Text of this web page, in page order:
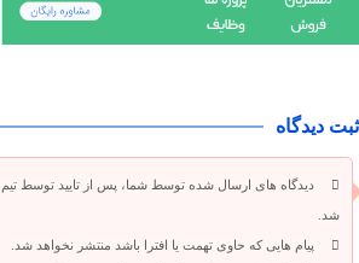
ثبت دیدگاه
دیدگاه های ارسال شده توسط شما، پس از تایید توسط
شد.
پیام هایی که حاوی تهمت یا افترا باشد منتشر نخواهد شد.